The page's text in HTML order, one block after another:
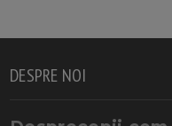
DESPRE NOI